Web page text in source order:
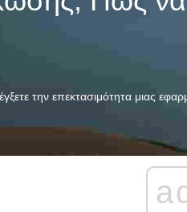
την επεκτασιμότητα μιας